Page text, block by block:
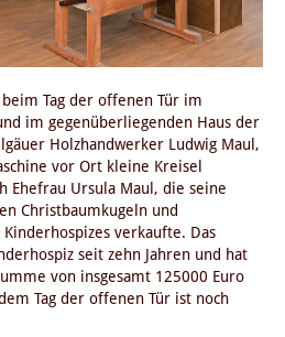
Tag der offenen Tür im
im gegenüberliegenden Haus der
Holzhandwerker Ludwig Maul,
vor Ort kleine Kreisel
Ehefrau Ursula Maul, die seine
Christbaumkugeln und
verkaufte. Das
seit zehn Jahren und hat
von insgesamt 125000 Euro
Tag der offenen Tür ist noch